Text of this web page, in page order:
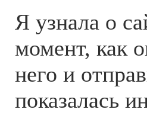
Я узнала о
момент, как
него и
показалась